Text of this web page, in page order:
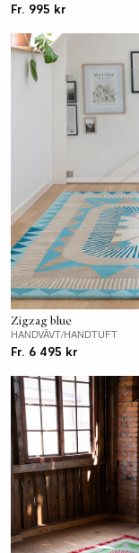
Fr. 995 kr
Zigzag blue
HANDVÄVT/HANDTUFT
Fr. 6 495 kr